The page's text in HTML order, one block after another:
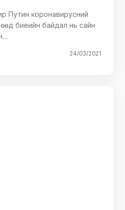
Путин коронавирусний
биеийн байдал нь сайн
24/03/2021